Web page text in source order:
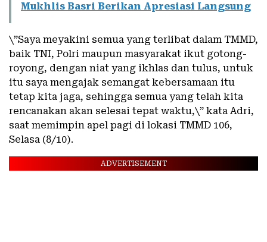
Mukhlis Basri Berikan Apresiasi Langsung
\”Saya meyakini semua yang terlibat dalam TMMD,
baik TNI, Polri maupun masyarakat ikut gotong-
royong, dengan niat yang ikhlas dan tulus, untuk
itu saya mengajak semangat kebersamaan itu
tetap kita jaga, sehingga semua yang telah kita
rencanakan akan selesai tepat waktu,\” kata Adri,
saat memimpin apel pagi di lokasi TMMD 106,
Selasa (8/10).
ADVERTISEMENT